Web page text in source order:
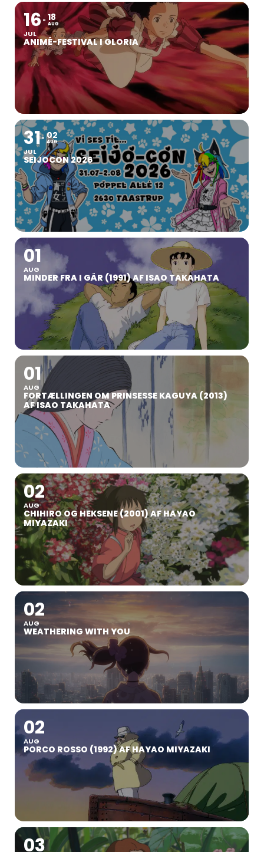
16
JUL
18
AUG
ANIMÉ-FESTIVAL I GLORIA
31
JUL
02
AUG
SEIJOCON 2026
01
AUG
MINDER FRA I GÅR (1991) AF ISAO TAKAHATA
01
AUG
FORTÆLLINGEN OM PRINSESSE KAGUYA (2013)
AF ISAO TAKAHATA
02
AUG
CHIHIRO OG HEKSENE (2001) AF HAYAO
MIYAZAKI
02
AUG
WEATHERING WITH YOU
02
AUG
PORCO ROSSO (1992) AF HAYAO MIYAZAKI
03